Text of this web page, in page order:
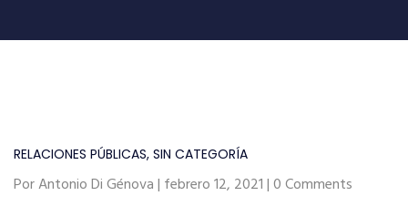
RELACIONES PÚBLICAS, SIN CATEGORÍA
Por Antonio Di Génova | febrero 12, 2021 | 0 Comments